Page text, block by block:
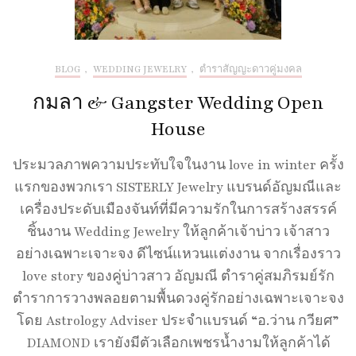
BLOG , WEDDING JEWELRY , ตำราสัญญะดาวคู่มงคล
กมลา & Gangster Wedding Open
House
ประมวลภาพความประทับใจในงาน love in winter ครั้ง
แรกของพวกเรา SISTERLY Jewelry แบรนด์อัญมณีและ
เครื่องประดับเมืองจันท์ที่มีความรักในการสร้างสรรค์
ชิ้นงาน Wedding Jewelry ให้ลูกค้าเจ้าบ่าว เจ้าสาว
อย่างเฉพาะเจาะจง ดีไซน์แหวนแต่งงาน จากเรื่องราว
love story ของคู่บ่าวสาว อัญมณี ตำราคู่สมภิรมย์รัก
ตำราการวางพลอยตามพื้นดวงคู่รักอย่างเฉพาะเจาะจง
โดย Astrology Adviser ประจำแบรนด์ “อ.ว่าน กวียศ”
DIAMOND เรายังมีตัวเลือกเพชรน้ำงามให้ลูกค้าได้